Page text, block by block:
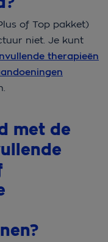
of Top pakket)
niet. Je kunt
therapieën
met de